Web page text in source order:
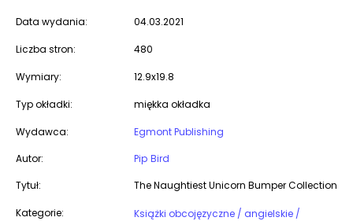
Data wydania: 04.03.2021
Liczba stron: 480
Wymiary: 12.9x19.8
Typ okładki: miękka okładka
Wydawca:
Egmont Publishing
Autor:
Pip Bird
Tytuł:
The Naughtiest Unicorn Bumper Collection
Kategorie:
Książki obcojęzyczne / angielskie /